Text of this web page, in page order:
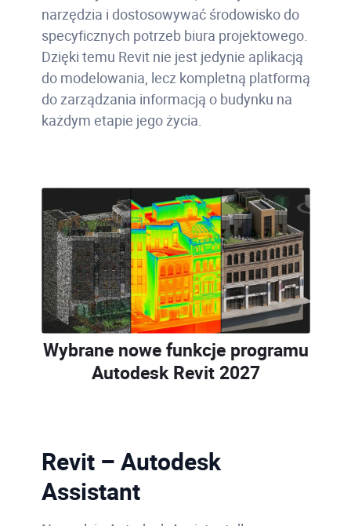
narzędzia i dostosowywać środowisko do
specyficznych potrzeb biura projektowego.
Dzięki temu Revit nie jest jedynie aplikacją
do modelowania, lecz kompletną platformą
do zarządzania informacją o budynku na
każdym etapie jego życia.
Wybrane nowe funkcje programu
Autodesk Revit 2027
Revit – Autodesk
Assistant